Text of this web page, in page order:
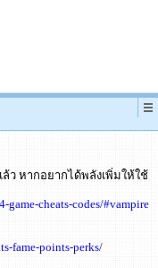
ว หากอยากได้พลังเพิ่มให้ใช้
game-cheats-codes/#vampire
fame-points-perks/